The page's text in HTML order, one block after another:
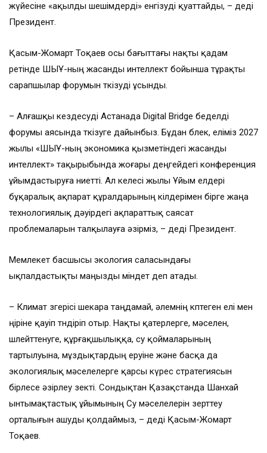
жүйесіне «ақылды шешімдерді» енгізуді қуаттайды, – деді
Президент.
Қасым-Жомарт Тоқаев осы бағыттағы нақты қадам
ретінде ШЫҰ-ның жасанды интеллект бойынша тұрақты
сарапшылар форумын өткізуді ұсынды.
– Алғашқы кездесуді Астанада Digital Bridge беделді
форумы аясында өткізуге дайынбыз. Бұдан бөлек, еліміз 2027
жылы «ШЫҰ-ның экономика қызметіндегі жасанды
интеллект» тақырыбында жоғары деңгейдегі конференция
ұйымдастыруға ниетті. Ал келесі жылы Ұйым елдері
бұқаралық ақпарат құралдарының өкілдерімен бірге жаңа
технологиялық дәуірдегі ақпараттық саясат
проблемаларын талқылауға әзірміз, – деді Президент.
Мемлекет басшысы экология саласындағы
ықпалдастықты маңызды міндет деп атады.
– Климат өзгерісі шекара таңдамай, әлемнің көптеген елі мен
өңіріне қауіп төндіріп отыр. Нақты қатерлерге, мәселен,
шөлейттенуге, құрғақшылыққа, су қоймаларының
тартылуына, мұздықтардың еруіне және басқа да
экологиялық мәселелерге қарсы күрес стратегиясын
бірлесе әзірлеу өзекті. Сондықтан Қазақстанда Шанхай
ынтымақтастық ұйымының Су мәселелерін зерттеу
орталығын ашуды қолдаймыз, – деді Қасым-Жомарт
Тоқаев.